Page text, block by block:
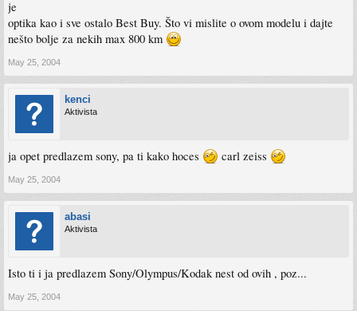
je
optika kao i sve ostalo Best Buy. Što vi mislite o ovom modelu i dajte
nešto bolje za nekih max 800 km
May 25, 2004
kenci
Aktivista
ja opet predlazem sony, pa ti kako hoces carl zeiss
May 25, 2004
abasi
Aktivista
Isto ti i ja predlazem Sony/Olympus/Kodak nest od ovih , poz...
May 25, 2004